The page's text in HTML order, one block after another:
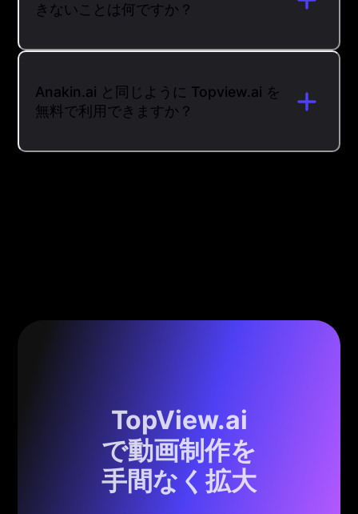
きないことは何ですか？
Anakin.ai と同じように Topview.ai を
無料で利用できますか？
TopView.ai
で動画制作を
手間なく拡大